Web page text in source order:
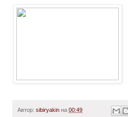
Автор: sibiryakin на 00:49